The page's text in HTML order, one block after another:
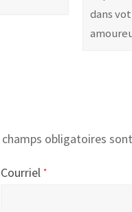
dans
champs obligatoires
Courriel *